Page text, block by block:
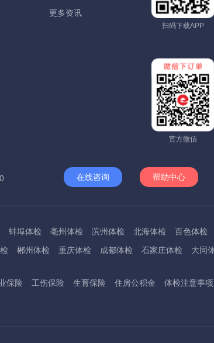
更多资讯
扫码下载APP
官方微信
在线咨询 帮助中心
蚌埠体检 亳州体检 滨州体检 北海体检 百色体检
郴州体检 重庆体检 成都体检 石家庄体检 大同
体检 邯郸体检 衡水体检 呼和浩特体检 呼伦贝尔体检
体检 金华体检 景德镇体检 九江体检 吉安体检
保险 工伤保险 生育保险 住房公积金 体检注意事项